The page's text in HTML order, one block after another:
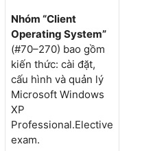
Nhóm “Client
Operating System”
(#70–270) bao gồm
kiến thức: cài đặt,
cấu hình và quản lý
Microsoft Windows
XP
Professional.Elective
exam.